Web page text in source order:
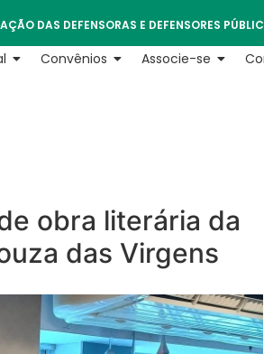
DAS DEFENSORAS E DEFENSORES
Convênios Associe-se
obra literária da
das Virgens